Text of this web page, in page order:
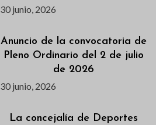
30 junio, 2026
Anuncio de la convocatoria de
Pleno Ordinario del 2 de julio
de 2026
30 junio, 2026
La concejalía de Deportes